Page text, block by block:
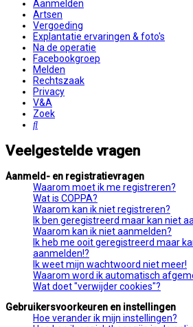
Aanmelden
Artsen
Vergoeding
Explantatie ervaringen & foto's
Na de operatie
Facebookgroep
Melden
Rechtszaak
Privacy
V&A
Zoek
Zoek
Veelgestelde vragen
Aanmeld- en registratievragen
Waarom moet ik me registreren?
Wat is COPPA?
Waarom kan ik niet registreren?
Ik ben geregistreerd maar kan niet
Waarom kan ik niet aanmelden?
Ik heb me ooit geregistreerd maar
aanmelden!?
Ik weet mijn wachtwoord niet meer!
Waarom word ik automatisch
Wat doet "verwijder cookies"?
Gebruikersvoorkeuren en instellingen
Hoe verander ik mijn instellingen?